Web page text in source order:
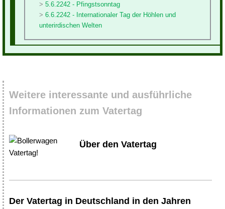
5.6.2242 - Pfingstsonntag
6.6.2242 - Internationaler Tag der Höhlen und
unterirdischen Welten
Weitere interessante und ausführliche
Informationen zum Vatertag
Über den Vatertag
Der Vatertag in Deutschland in den Jahren